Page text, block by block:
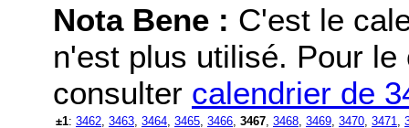
Nota Bene : C'est le
n'est plus utilisé. Pour
consulter calendrier de
±1: 3462 3463 3464 3465 3466 3467 3468 3469 3470 3471